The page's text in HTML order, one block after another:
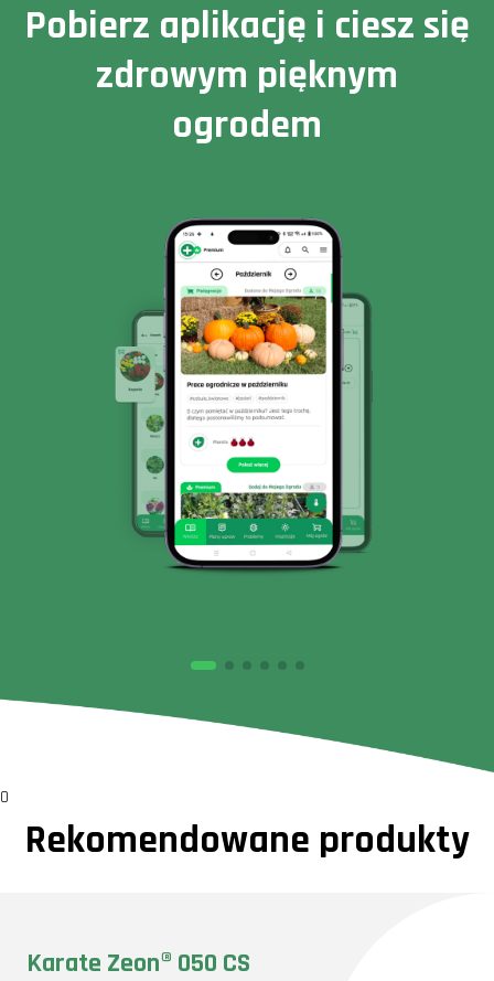
Pobierz aplikację i ciesz się
zdrowym pięknym
ogrodem
0
Rekomendowane produkty
Karate Zeon® 050 CS